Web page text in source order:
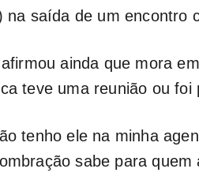
na saída de um encontro
ainda que mora
teve uma reunião ou foi
tenho ele na minha
sabe para